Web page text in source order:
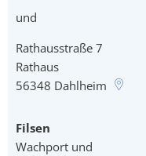
und
Rathausstraße 7
Rathaus
56348 Dahlheim
Filsen
Wachport und